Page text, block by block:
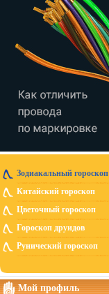
Зодиакальный гороскоп
Китайский гороскоп
Цветочный гороскоп
Гороскоп друидов
Рунический гороскоп
Мой профиль